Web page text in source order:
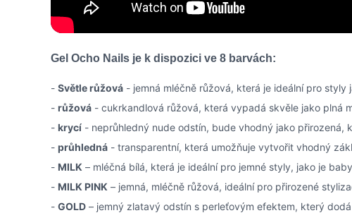
Gel Ocho Nails je k dispozici ve 8 barvách:
- Světle růžová - jemná mléčně růžová, která je ideální pro
- růžová - cukrkandlová růžová, která vypadá skvěle jako plná
- krycí - neprůhledný nude odstín, bude vhodný jako přirozená,
- průhledná - transparentní, která umožňuje vytvořit vhodný
- MILK – mléčná bílá, která je ideální pro jemné styly, jako je
- MILK PINK – jemná, mléčně růžová, ideální pro přirozené
- GOLD – jemný zlatavý odstín s perleťovým efektem, který